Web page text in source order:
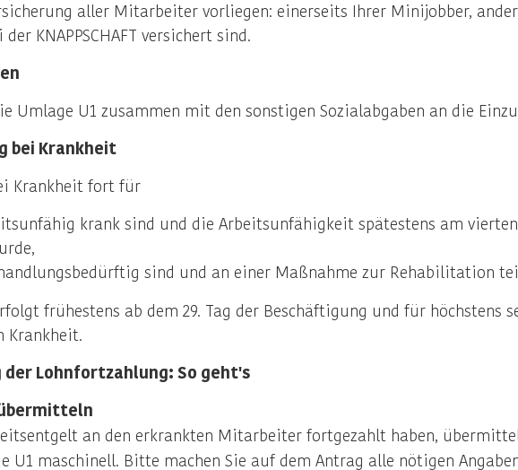
aller Mitarbeiter vorliegen: einerseits Ihrer Minijobber,
KNAPPSCHAFT versichert sind.
Umlage U1 zusammen mit den sonstigen Sozialabgaben an die
bei Krankheit
Krankheit fort für
krank sind und die Arbeitsunfähigkeit spätestens am vierten
sind und an einer Maßnahme zur Rehabilitation
frühestens ab dem 29. Tag der Beschäftigung und für höchstens
Krankheit.
Lohnfortzahlung: So geht's
an den erkrankten Mitarbeiter fortgezahlt haben,
U1 maschinell. Bitte machen Sie auf dem Antrag alle nötigen